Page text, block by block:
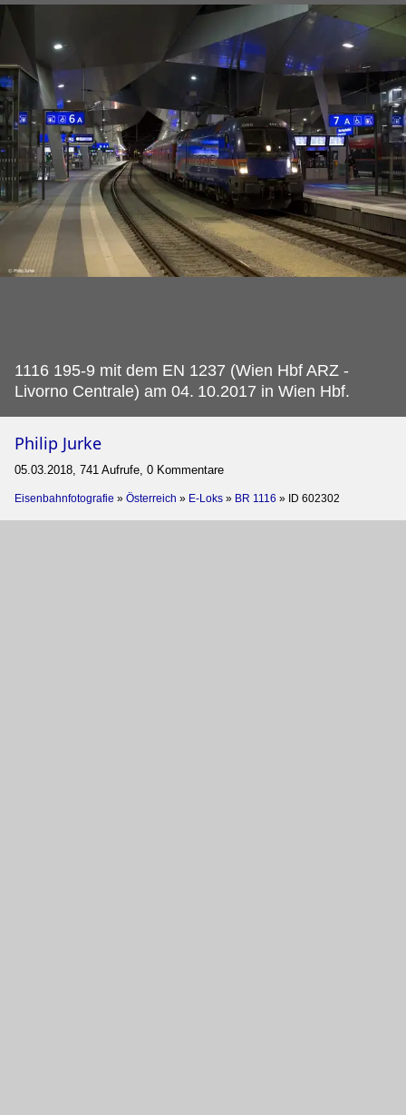
1116 195-9 mit dem EN 1237 (Wien Hbf ARZ -
Livorno Centrale) am 04. 10.2017 in Wien Hbf.
Philip Jurke
05.03.2018, 741 Aufrufe, 0 Kommentare
Eisenbahnfotografie » Österreich » E-Loks » BR 1116 » ID 602302